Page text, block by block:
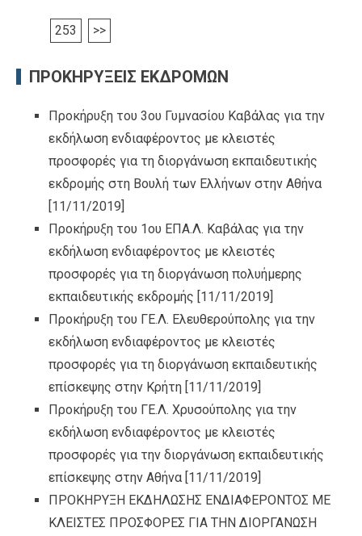
253 >>
ΠΡΟΚΗΡΥΞΕΙΣ ΕΚΔΡΟΜΩΝ
Προκήρυξη του 3ου Γυμνασίου Καβάλας για την
εκδήλωση ενδιαφέροντος με κλειστές
προσφορές για τη διοργάνωση εκπαιδευτικής
εκδρομής στη Βουλή των Ελλήνων στην Αθήνα
[11/11/2019]
Προκήρυξη του 1ου ΕΠΑ.Λ. Καβάλας για την
εκδήλωση ενδιαφέροντος με κλειστές
προσφορές για τη διοργάνωση πολυήμερης
εκπαιδευτικής εκδρομής [11/11/2019]
Προκήρυξη του ΓΕ.Λ. Ελευθερούπολης για την
εκδήλωση ενδιαφέροντος με κλειστές
προσφορές για τη διοργάνωση εκπαιδευτικής
επίσκεψης στην Κρήτη [11/11/2019]
Προκήρυξη του ΓΕ.Λ. Χρυσούπολης για την
εκδήλωση ενδιαφέροντος με κλειστές
προσφορές για την διοργάνωση εκπαιδευτικής
επίσκεψης στην Αθήνα [11/11/2019]
ΠΡΟΚΗΡΥΞΗ ΕΚΔΗΛΩΣΗΣ ΕΝΔΙΑΦΕΡΟΝΤΟΣ ΜΕ
ΚΛΕΙΣΤΕΣ ΠΡΟΣΦΟΡΕΣ ΓΙΑ ΤΗΝ ΔΙΟΡΓΑΝΩΣΗ